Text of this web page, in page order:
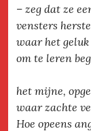
– zeg dat ze
vensters
waar het
om te leren
het mijne,
waar zachte
Hoe opeens